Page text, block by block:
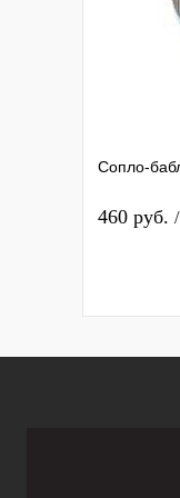
Сопло-
460 руб.